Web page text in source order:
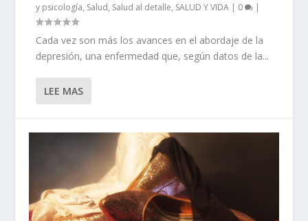
y psicología, Salud, Salud al detalle, SALUD Y VIDA | 0 |
Cada vez son más los avances en el abordaje de la
depresión, una enfermedad que, según datos de la...
LEE MAS